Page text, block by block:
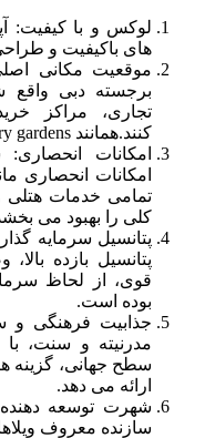
لوکس و با کیفیت:
های باکیفیت و
موقعیت مکانی
برجسته دبی
تجاری، مراکز
کنند.همانند jbr,dubai marina,discovery gardens
امکانات
امکانات انحصاری
تمامی خدمات
کلی را بهبود می
پتانسیل سرمایه
پتانسیل بازده
قوی، از لحاظ
بوده است.
جذابیت فرهنگی و
مدرنیته و سنت، با
سطح جهانی، گزینه
ارائه می دهد.
سازنده معروف